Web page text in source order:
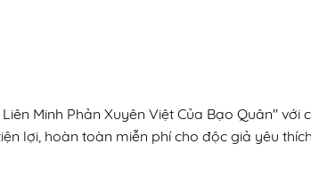
Minh Phản Xuyên Việt Của Bạo Quân" với
lợi, hoàn toàn miễn phí cho độc giả yêu